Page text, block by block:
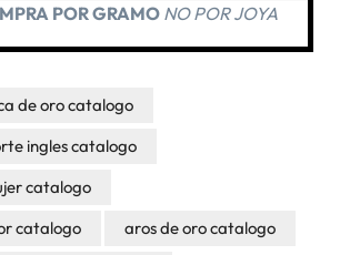
POR GRAMO NO POR JOYA
de oro catalogo
ingles catalogo
catalogo
catalogo
aros de oro catalogo